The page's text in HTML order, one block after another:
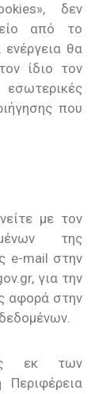
δεν
από το
θα
ίδιο τον
που
με τον
της
e-mail στην
για την
αφορά στην
εκ των